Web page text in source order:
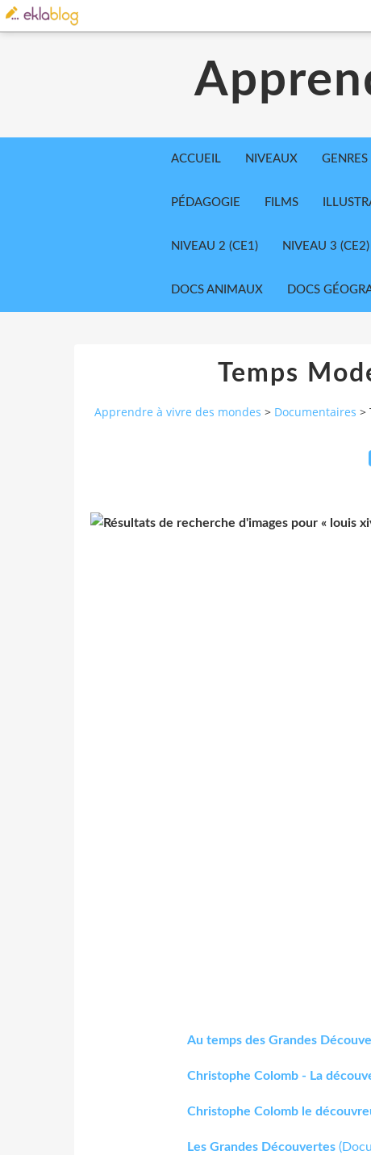
ACCUEIL NIVEAUX GENRES
PÉDAGOGIE FILMS
NIVEAU 2 (CE1) NIVEAU 3 (CE2)
DOCS ANIMAUX DOCS
Temps
Apprendre à vivre des mondes > Documentaires >
Au temps des Grandes
Christophe Colomb - La
Christophe Colomb le
Les Grandes Découvertes